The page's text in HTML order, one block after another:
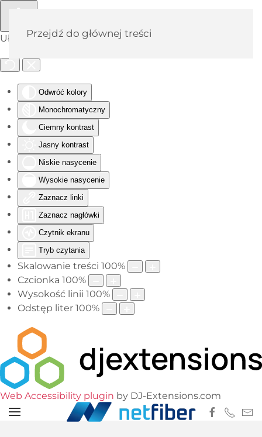
Ułatwienia dostępu
Odwróć kolory
Monochromatyczny
Ciemny kontrast
Jasny kontrast
Niskie nasycenie
Wysokie nasycenie
Zaznacz linki
Zaznacz nagłówki
Czytnik ekranu
Tryb czytania
Skalowanie treści 100%
Czcionka 100%
Wysokość linii 100%
Odstęp liter 100%
Web Accessibility plugin by DJ-Extensions.com
Przejdź do głównej treści